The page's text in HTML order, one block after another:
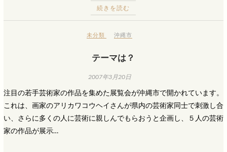
続きを読む
未分類 沖縄市
テーマは？
2007年3月20日
注目の若手芸術家の作品を集めた展覧会が沖縄市で開かれています。
これは、画家のアリカワコウヘイさんが県内の芸術家同士で刺激し合
い、さらに多くの人に芸術に親しんでもらおうと企画し、５人の芸術
家の作品が展示…